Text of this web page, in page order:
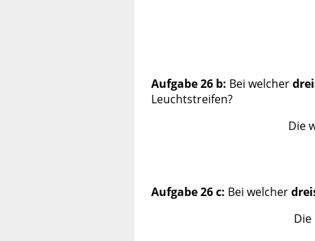
Aufgabe 26 b: Bei welcher
Leuchtstreifen?
Die
Aufgabe 26 c: Bei welcher